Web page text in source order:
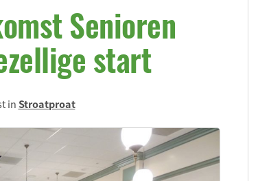
Senioren
start
inStroatproat